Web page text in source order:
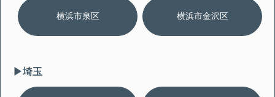
横浜市泉区 横浜市金沢区
▶︎埼玉